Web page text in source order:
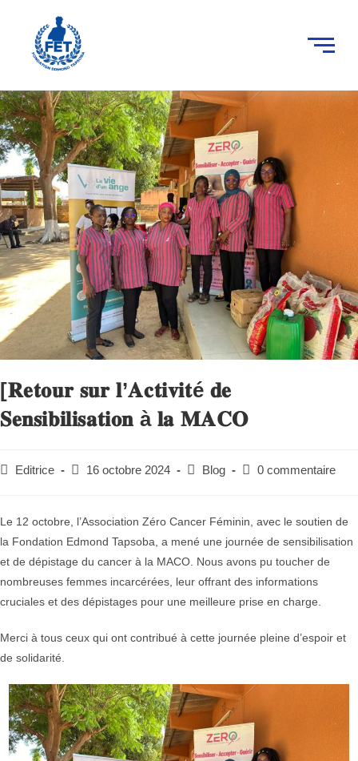
[𝐑𝐞𝐭𝐨𝐮𝐫 𝐬𝐮𝐫 𝐥’𝐀𝐜𝐭𝐢𝐯𝐢𝐭é 𝐝𝐞
𝐒𝐞𝐧𝐬𝐢𝐛𝐢𝐥𝐢𝐬𝐚𝐭𝐢𝐨𝐧 à 𝐥𝐚 𝐌𝐀𝐂𝐎
Editrice 16 octobre 2024 Blog 0 commentaire
Le 12 octobre, l’Association Zéro Cancer Féminin, avec le soutien de
la Fondation Edmond Tapsoba, a mené une journée de sensibilisation
et de dépistage du cancer à la MACO. Nous avons pu toucher de
nombreuses femmes incarcérées, leur offrant des informations
cruciales et des dépistages pour une meilleure prise en charge.
Merci à tous ceux qui ont contribué à cette journée pleine d’espoir et
de solidarité.